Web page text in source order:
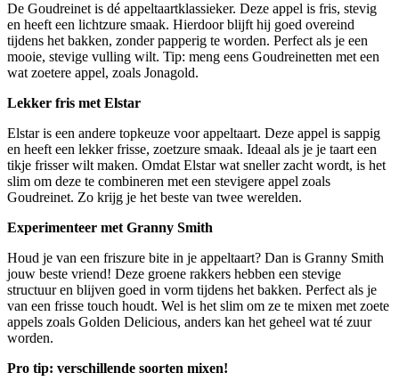
De Goudreinet is dé appeltaartklassieker. Deze appel is fris, stevig
en heeft een lichtzure smaak. Hierdoor blijft hij goed overeind
tijdens het bakken, zonder papperig te worden. Perfect als je een
mooie, stevige vulling wilt. Tip: meng eens Goudreinetten met een
wat zoetere appel, zoals Jonagold.
Lekker fris met Elstar
Elstar is een andere topkeuze voor appeltaart. Deze appel is sappig
en heeft een lekker frisse, zoetzure smaak. Ideaal als je je taart een
tikje frisser wilt maken. Omdat Elstar wat sneller zacht wordt, is het
slim om deze te combineren met een stevigere appel zoals
Goudreinet. Zo krijg je het beste van twee werelden.
Experimenteer met Granny Smith
Houd je van een friszure bite in je appeltaart? Dan is Granny Smith
jouw beste vriend! Deze groene rakkers hebben een stevige
structuur en blijven goed in vorm tijdens het bakken. Perfect als je
van een frisse touch houdt. Wel is het slim om ze te mixen met zoete
appels zoals Golden Delicious, anders kan het geheel wat té zuur
worden.
Pro tip: verschillende soorten mixen!